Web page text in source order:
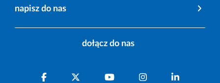
napisz do nas
dołącz do nas